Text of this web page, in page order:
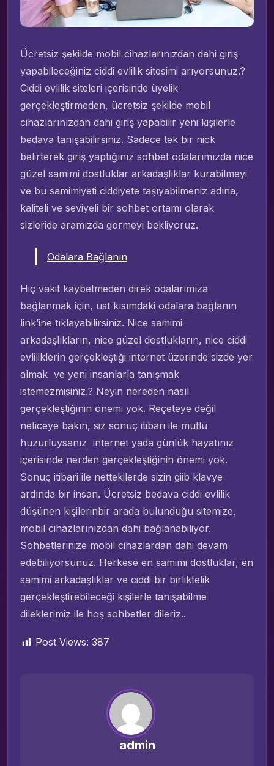
Ücretsiz şekilde mobil cihazlarınızdan dahi giriş
yapabileceğiniz ciddi evlilik sitesimi arıyorsunuz.?
Ciddi evlilik siteleri içerisinde üyelik
gerçekleştirmeden, ücretsiz şekilde mobil
cihazlarınızdan dahi giriş yapabilir yeni kişilerle
bedava tanışabilirsiniz. Sadece tek bir nick
belirterek giriş yaptığınız sohbet odalarımızda nice
güzel samimi dostluklar arkadaşlıklar kurabilmeyi
ve bu samimiyeti ciddiyete taşıyabilmeniz adına,
kaliteli ve seviyeli bir sohbet ortamı olarak
sizleride aramızda görmeyi bekliyoruz.
Odalara Bağlanın
Hiç vakit kaybetmeden direk odalarımıza
bağlanmak için, üst kısımdaki odalara bağlanın
link’ine tıklayabilirsiniz. Nice samimi
arkadaşlıkların, nice güzel dostlukların, nice ciddi
evliliklerin gerçekleştiği internet üzerinde sizde yer
almak ve yeni insanlarla tanışmak
istemezmisiniz.? Neyin nereden nasıl
gerçekleştiğinin önemi yok. Reçeteye değil
neticeye bakın, siz sonuç itibari ile mutlu
huzurluysanız internet yada günlük hayatınız
içerisinde nerden gerçekleştiğinin önemi yok.
Sonuç itibari ile nettekilerde sizin giib klavye
ardında bir insan. Ücretsiz bedava ciddi evlilik
düşünen kişilerinbir arada bulunduğu sitemize,
mobil cihazlarınızdan dahi bağlanabiliyor.
Sohbetlerinize mobil cihazlardan dahi devam
edebiliyorsunuz. Herkese en samimi dostluklar, en
samimi arkadaşlıklar ve ciddi bir birliktelik
gerçekleştirebileceği kişilerle tanışabilme
dileklerimiz ile hoş sohbetler dileriz..
Post Views: 387
admin